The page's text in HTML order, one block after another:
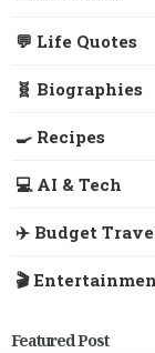
💬 Life Quotes
🧬 Biographies
🍳 Recipes
💻 AI & Tech
✈️ Budget
🎬
Featured Post